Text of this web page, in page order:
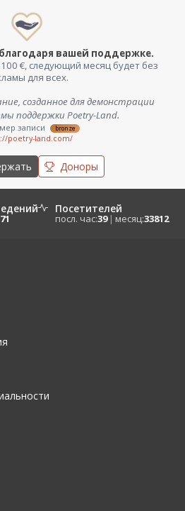
вашей поддержке.
€, следующий месяц будет без
для всех.
созданное для демонстрации
поддержки Poetry-Land.
записи bronze
poetry-land.com/
Доноры
Посетителей
посл. час:39 | месяц:33812